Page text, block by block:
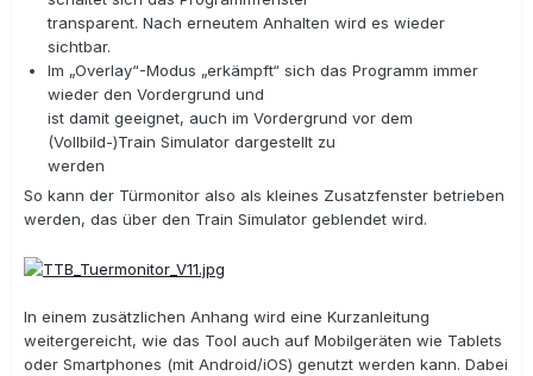
transparent. Nach erneutem Anhalten wird es wieder
sichtbar.
Im „Overlay“-Modus „erkämpft“ sich das Programm immer
wieder den Vordergrund und
ist damit geeignet, auch im Vordergrund vor dem
(Vollbild-)Train Simulator dargestellt zu
werden
So kann der Türmonitor also als kleines Zusatzfenster betrieben
werden, das über den Train Simulator geblendet wird.
In einem zusätzlichen Anhang wird eine Kurzanleitung
weitergereicht, wie das Tool auch auf Mobilgeräten wie Tablets
oder Smartphones (mit Android/iOS) genutzt werden kann. Dabei